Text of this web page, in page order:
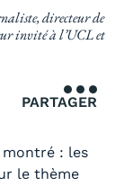
directeur de
invité à l’UCL et
PARTAGER
montré : les
le thème